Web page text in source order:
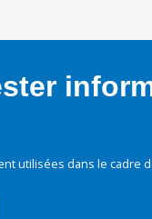
utilisées dans le cadre